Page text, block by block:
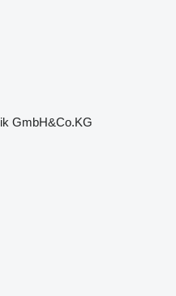
GmbH&Co.KG